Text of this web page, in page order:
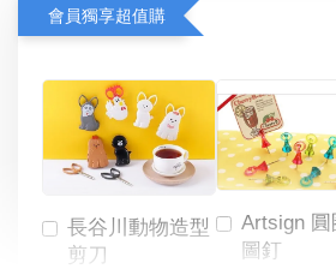
會員獨享超值購
長谷川動物造型
剪刀
Artsign 圓
圖釘